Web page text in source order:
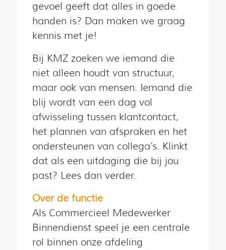
gevoel geeft dat alles in goede
handen is? Dan maken we graag
kennis met je!
Bij KMZ zoeken we iemand die
niet alleen houdt van structuur,
maar ook van mensen. Iemand die
blij wordt van een dag vol
afwisseling tussen klantcontact,
het plannen van afspraken en het
ondersteunen van collega’s. Klinkt
dat als een uitdaging die bij jou
past? Lees dan verder.
Over de functie
Als Commercieel Medewerker
Binnendienst speel je een centrale
rol binnen onze afdeling